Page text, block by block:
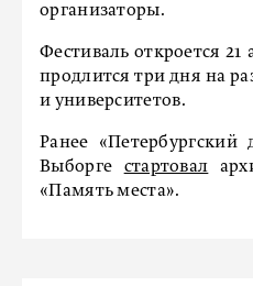
организаторы.
Фестиваль откроется
продлится три дня на
и университетов.
Ранее
Выборге стартовал
«Память места».